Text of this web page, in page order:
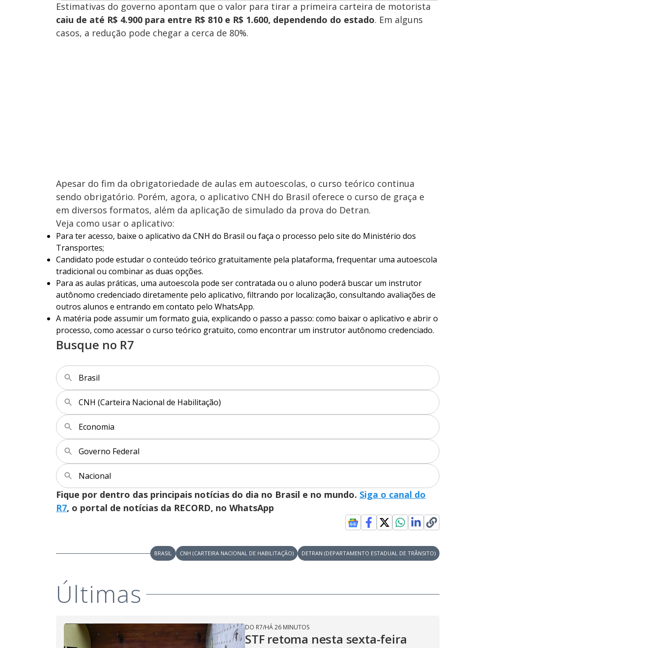
Estimativas do governo apontam que o valor para tirar a primeira carteira de motorista
caiu de até R$ 4.900 para entre R$ 810 e R$ 1.600, dependendo do estado. Em alguns
casos, a redução pode chegar a cerca de 80%.
Apesar do fim da obrigatoriedade de aulas em autoescolas, o curso teórico continua
sendo obrigatório. Porém, agora, o aplicativo CNH do Brasil oferece o curso de graça e
em diversos formatos, além da aplicação de simulado da prova do Detran.
Veja como usar o aplicativo:
Para ter acesso, baixe o aplicativo da CNH do Brasil ou faça o processo pelo site do Ministério dos
Transportes;
Candidato pode estudar o conteúdo teórico gratuitamente pela plataforma, frequentar uma autoescola
tradicional ou combinar as duas opções.
Para as aulas práticas, uma autoescola pode ser contratada ou o aluno poderá buscar um instrutor
autônomo credenciado diretamente pelo aplicativo, filtrando por localização, consultando avaliações de
outros alunos e entrando em contato pelo WhatsApp.
A matéria pode assumir um formato guia, explicando o passo a passo: como baixar o aplicativo e abrir o
processo, como acessar o curso teórico gratuito, como encontrar um instrutor autônomo credenciado.
Busque no R7
Brasil
CNH (Carteira Nacional de Habilitação)
Economia
Governo Federal
Nacional
Fique por dentro das principais notícias do dia no Brasil e no mundo. Siga o canal do
R7, o portal de notícias da RECORD, no WhatsApp
BRASIL CNH (CARTEIRA NACIONAL DE HABILITAÇÃO) DETRAN (DEPARTAMENTO ESTADUAL DE TRÂNSITO)
Últimas
DO R7/HÁ 26 MINUTOS
STF retoma nesta sexta-feira